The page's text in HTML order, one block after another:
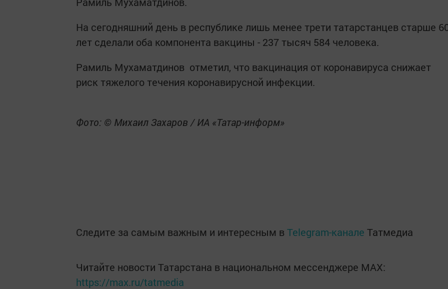
На сегодняшний день в республике лишь менее трети татарстанцев старше
лет сделали оба компонента вакцины - 237 тысяч 584 человека.
Рамиль Мухаматдинов отметил, что вакцинация от коронавируса снижает
риск тяжелого течения коронавирусной инфекции.
Фото: © Михаил Захаров / ИА «Татар-информ»
Следите за самым важным и интересным в Telegram-канале Татмедиа
Читайте новости Татарстана в национальном мессенджере MАХ:
https://max.ru/tatmedia